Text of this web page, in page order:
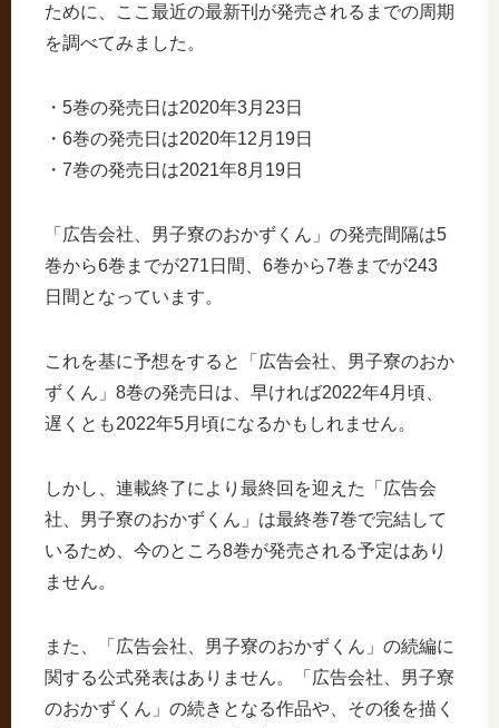
ために、ここ最近の最新刊が発売されるまでの周期
を調べてみました。
・5巻の発売日は2020年3月23日
・6巻の発売日は2020年12月19日
・7巻の発売日は2021年8月19日
「広告会社、男子寮のおかずくん」の発売間隔は5
巻から6巻までが271日間、6巻から7巻までが243
日間となっています。
これを基に予想をすると「広告会社、男子寮のおか
ずくん」8巻の発売日は、早ければ2022年4月頃、
遅くとも2022年5月頃になるかもしれません。
しかし、連載終了により最終回を迎えた「広告会
社、男子寮のおかずくん」は最終巻7巻で完結して
いるため、今のところ8巻が発売される予定はあり
ません。
また、「広告会社、男子寮のおかずくん」の続編に
関する公式発表はありません。「広告会社、男子寮
のおかずくん」の続きとなる作品や、その後を描く